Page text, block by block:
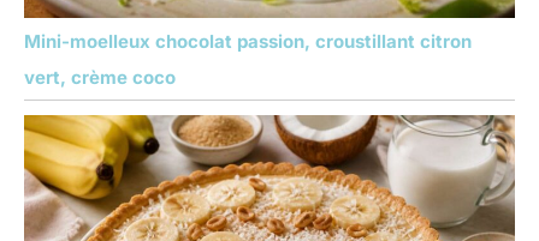
Mini-moelleux chocolat passion, croustillant citron
vert, crème coco